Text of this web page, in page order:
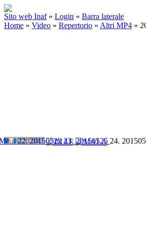
Sito web Inaf « Login « Barra laterale
Home » Video » Repertorio » Altri MP4 »
22. 2015052223. 20150525 24.